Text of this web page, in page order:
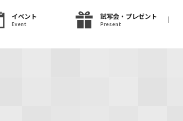
イベント
Event
試写会・プレゼント
Present